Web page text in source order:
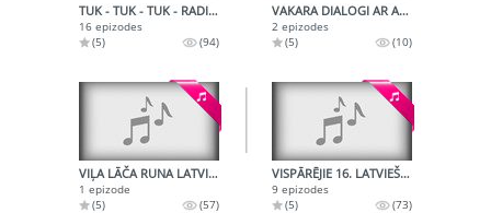
TUK - TUK - TUK - RADIOŽURNĀLS OKTOBRĒNIEM
16 epizodes
(5)
(94)
VAKARA DIALOGI AR AKTIERI JĀNI KUBILI
2 epizodes
(5)
(10)
VIĻA LĀČA RUNA LATVIJAS PADOMJU RAKSTNIEKU SAVIENĪBAS 4. KONGRESĀ
1 epizode
(5)
(57)
VISPĀRĒJIE 16. LATVIEŠU DZIESMU SVĒTKI - 1973. - FINĀLA SKATES UZVARĒTĀJU KONCERTS
9 epizodes
(5)
(73)